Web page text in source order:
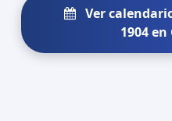
Ver
1904